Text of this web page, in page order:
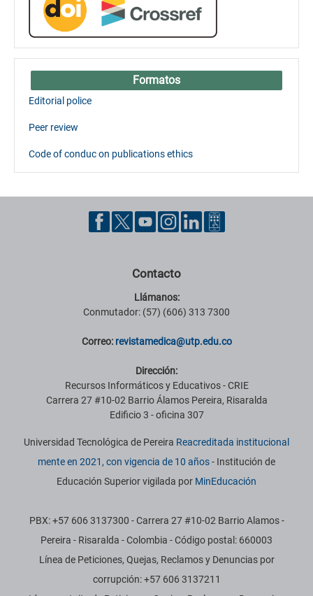
Formatos
Editorial police
Peer review
Code of conduc on publications ethics
Contacto
Llámanos:
Conmutador: (57) (606) 313 7300
Correo: revistamedica@utp.edu.co
Dirección:
Recursos Informáticos y Educativos - CRIE
Carrera 27 #10-02 Barrio Álamos Pereira, Risaralda
Edificio 3 - oficina 307
Universidad Tecnológica de Pereira Reacreditada institucional
mente en 2021, con vigencia de 10 años- Institución de
Educación Superior vigilada por MinEducación
PBX: +57 606 3137300 - Carrera 27 #10-02 Barrio Alamos -
Pereira - Risaralda - Colombia - Código postal: 660003
Línea de Peticiones, Quejas, Reclamos y Denuncias por
corrupción: +57 606 3137211